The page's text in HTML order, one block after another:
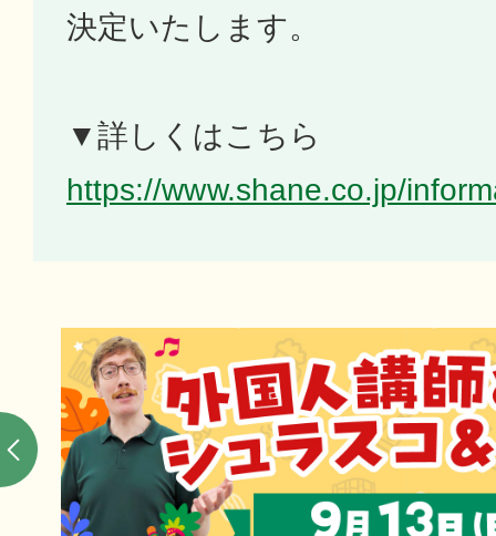
決定いたします。
▼詳しくはこちら
https://www.shane.co.jp/